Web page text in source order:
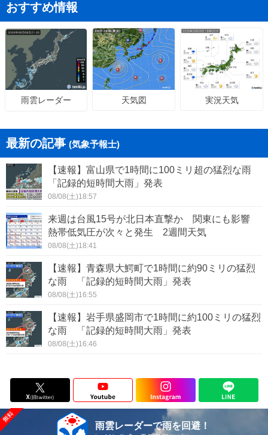
おすすめ情報
雨雲レーダー 天気図 実況天気
最新の記事 (気象予報士)
【速報】富山県で1時間に100ミリ超の猛烈な雨
「記録的短時間大雨」発表
08/08(土)18:57
来週は台風15号が北日本直撃か 関東にも影響
熱帯低気圧が次々と発生 2週間天気
08/08(土)18:41
【速報】青森県大鰐町で1時間に約90ミリの猛烈
な雨 「記録的短時間大雨」発表
08/08(土)16:55
【速報】岩手県盛岡市で1時間に約100ミリの猛烈
な雨 「記録的短時間大雨」発表
08/08(土)16:46
雨雲レーダーで雨を回避！